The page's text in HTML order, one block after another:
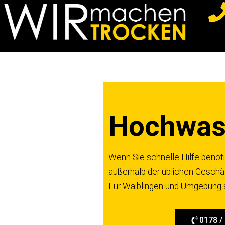
Z
Wenn Sie schnelle Hilfe
außerhalb der üblichen
Für Waiblingen und
0178 /